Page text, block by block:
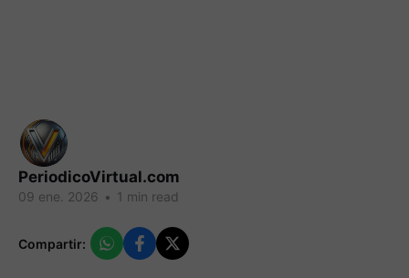
PeriodicoVirtual.com
09 ene. 2026 • 1 min read
Compartir: